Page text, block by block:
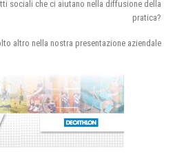
sociali che ci aiutano nella diffusione della
pratica?
altro nella nostra presentazione aziendale